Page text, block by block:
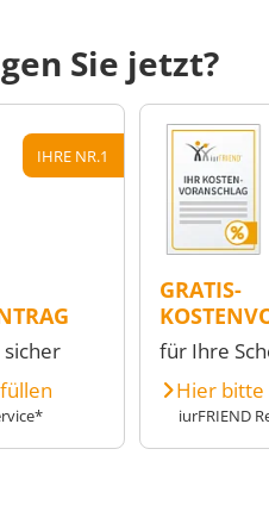
Sie jetzt?
IHRE NR.1
GRATIS-
für Ihre
Hier
iurFRIEND